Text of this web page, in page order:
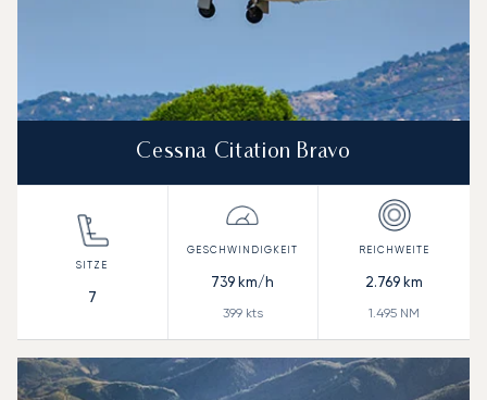
Cessna Citation Bravo
7
739 km/h
399kts
2.769 km
1.495 NM